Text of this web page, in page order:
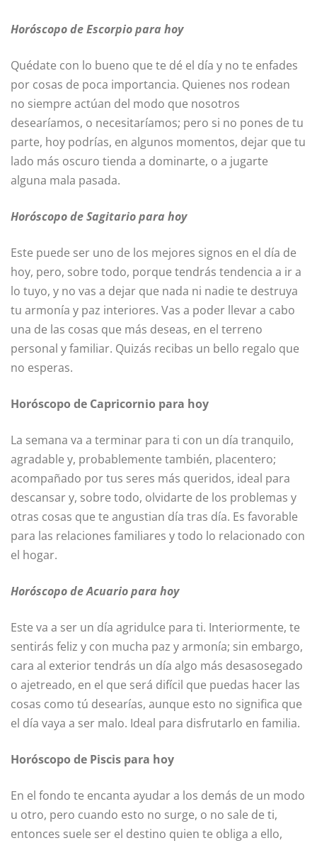
Horóscopo de Escorpio para hoy
Quédate con lo bueno que te dé el día y no te enfades
por cosas de poca importancia. Quienes nos rodean
no siempre actúan del modo que nosotros
desearíamos, o necesitaríamos; pero si no pones de tu
parte, hoy podrías, en algunos momentos, dejar que tu
lado más oscuro tienda a dominarte, o a jugarte
alguna mala pasada.
Horóscopo de Sagitario para hoy
Este puede ser uno de los mejores signos en el día de
hoy, pero, sobre todo, porque tendrás tendencia a ir a
lo tuyo, y no vas a dejar que nada ni nadie te destruya
tu armonía y paz interiores. Vas a poder llevar a cabo
una de las cosas que más deseas, en el terreno
personal y familiar. Quizás recibas un bello regalo que
no esperas.
Horóscopo de Capricornio para hoy
La semana va a terminar para ti con un día tranquilo,
agradable y, probablemente también, placentero;
acompañado por tus seres más queridos, ideal para
descansar y, sobre todo, olvidarte de los problemas y
otras cosas que te angustian día tras día. Es favorable
para las relaciones familiares y todo lo relacionado con
el hogar.
Horóscopo de Acuario para hoy
Este va a ser un día agridulce para ti. Interiormente, te
sentirás feliz y con mucha paz y armonía; sin embargo,
cara al exterior tendrás un día algo más desasosegado
o ajetreado, en el que será difícil que puedas hacer las
cosas como tú desearías, aunque esto no significa que
el día vaya a ser malo. Ideal para disfrutarlo en familia.
Horóscopo de Piscis para hoy
En el fondo te encanta ayudar a los demás de un modo
u otro, pero cuando esto no surge, o no sale de ti,
entonces suele ser el destino quien te obliga a ello,